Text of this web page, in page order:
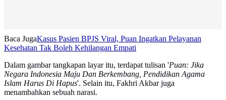
Baca JugaKasus Pasien BPJS Viral, Puan Ingatkan Pelayanan
Kesehatan Tak Boleh Kehilangan Empati
Dalam gambar tangkapan layar itu, terdapat tulisan 'Puan: Jika
Negara Indonesia Maju Dan Berkembang, Pendidikan Agama
Islam Harus Di Hapus'. Selain itu, Fakhri Akbar juga
menambahkan sebuah narasi.